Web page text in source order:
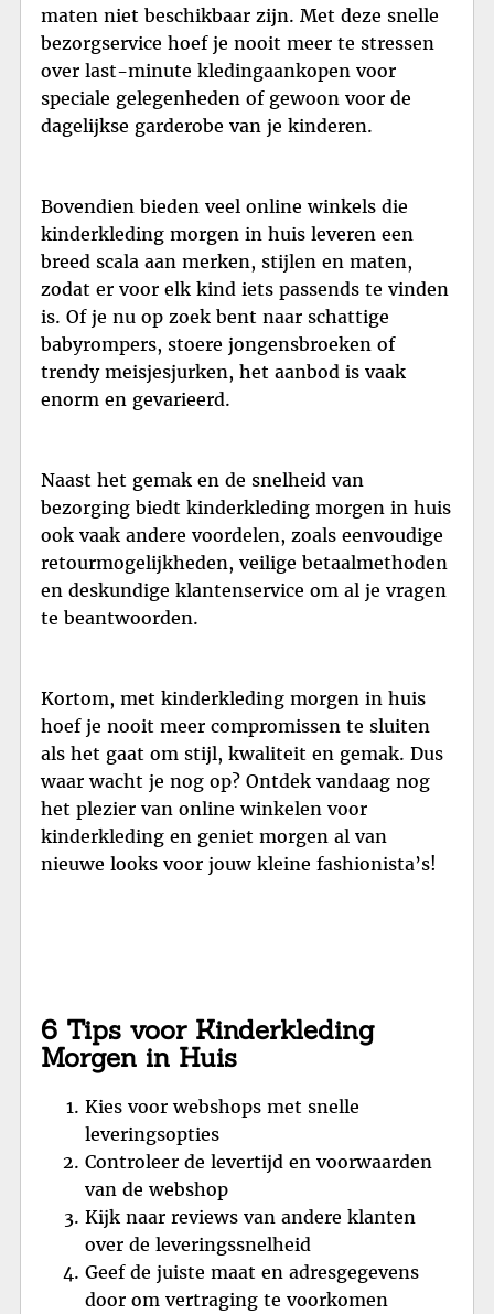
maten niet beschikbaar zijn. Met deze snelle
bezorgservice hoef je nooit meer te stressen
over last-minute kledingaankopen voor
speciale gelegenheden of gewoon voor de
dagelijkse garderobe van je kinderen.
Bovendien bieden veel online winkels die
kinderkleding morgen in huis leveren een
breed scala aan merken, stijlen en maten,
zodat er voor elk kind iets passends te vinden
is. Of je nu op zoek bent naar schattige
babyrompers, stoere jongensbroeken of
trendy meisjesjurken, het aanbod is vaak
enorm en gevarieerd.
Naast het gemak en de snelheid van
bezorging biedt kinderkleding morgen in huis
ook vaak andere voordelen, zoals eenvoudige
retourmogelijkheden, veilige betaalmethoden
en deskundige klantenservice om al je vragen
te beantwoorden.
Kortom, met kinderkleding morgen in huis
hoef je nooit meer compromissen te sluiten
als het gaat om stijl, kwaliteit en gemak. Dus
waar wacht je nog op? Ontdek vandaag nog
het plezier van online winkelen voor
kinderkleding en geniet morgen al van
nieuwe looks voor jouw kleine fashionista’s!
6 Tips voor Kinderkleding
Morgen in Huis
Kies voor webshops met snelle
leveringsopties
Controleer de levertijd en voorwaarden
van de webshop
Kijk naar reviews van andere klanten
over de leveringssnelheid
Geef de juiste maat en adresgegevens
door om vertraging te voorkomen